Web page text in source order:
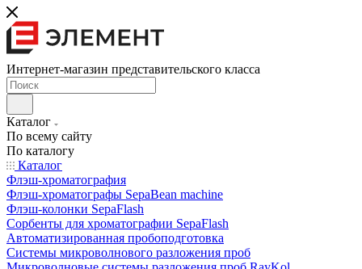
Интернет-магазин представительского класса
Каталог
По всему сайту
По каталогу
Каталог
Флэш-хроматография
Флэш-хроматографы SepaBean machine
Флэш-колонки SepaFlash
Сорбенты для хроматографии SepaFlash
Автоматизированная пробоподготовка
Системы микроволнового разложения проб